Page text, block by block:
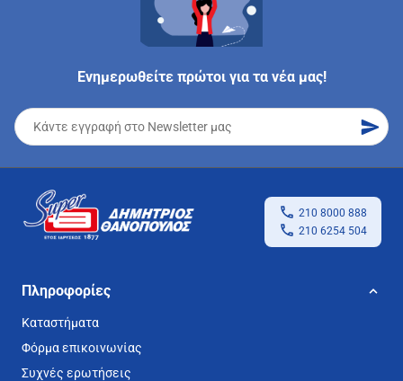
Ενημερωθείτε πρώτοι για τα νέα μας!
210 8000 888
210 6254 504
Πληροφορίες
Καταστήματα
Φόρμα επικοινωνίας
Συχνές ερωτήσεις